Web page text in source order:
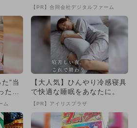
い方”がこれ
【PR】合同会社デジタルファーム
”当
ただ
ム
【大人気】ひんやり冷感寝具
で快適な睡眠をあなたに。
【PR】アイリスプラザ